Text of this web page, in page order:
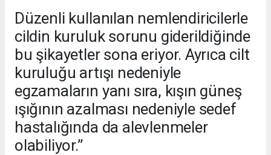
Düzenli kullanılan nemlendiricilerle
cildin kuruluk sorunu giderildiğinde
bu şikayetler sona eriyor. Ayrıca cilt
kuruluğu artışı nedeniyle
egzamaların yanı sıra, kışın güneş
ışığının azalması nedeniyle sedef
hastalığında da alevlenmeler
olabiliyor.”